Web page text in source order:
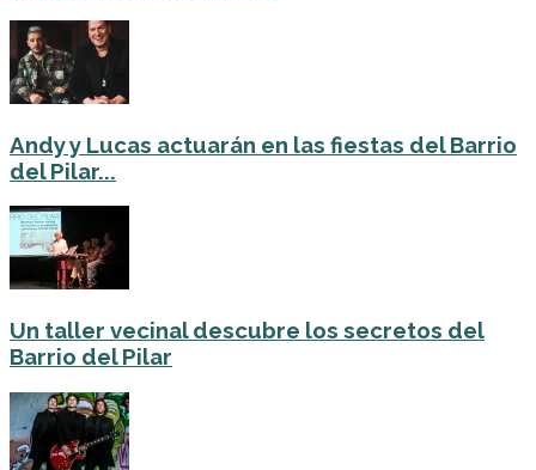
Andy y Lucas actuarán en las fiestas del Barrio
del Pilar...
Un taller vecinal descubre los secretos del
Barrio del Pilar